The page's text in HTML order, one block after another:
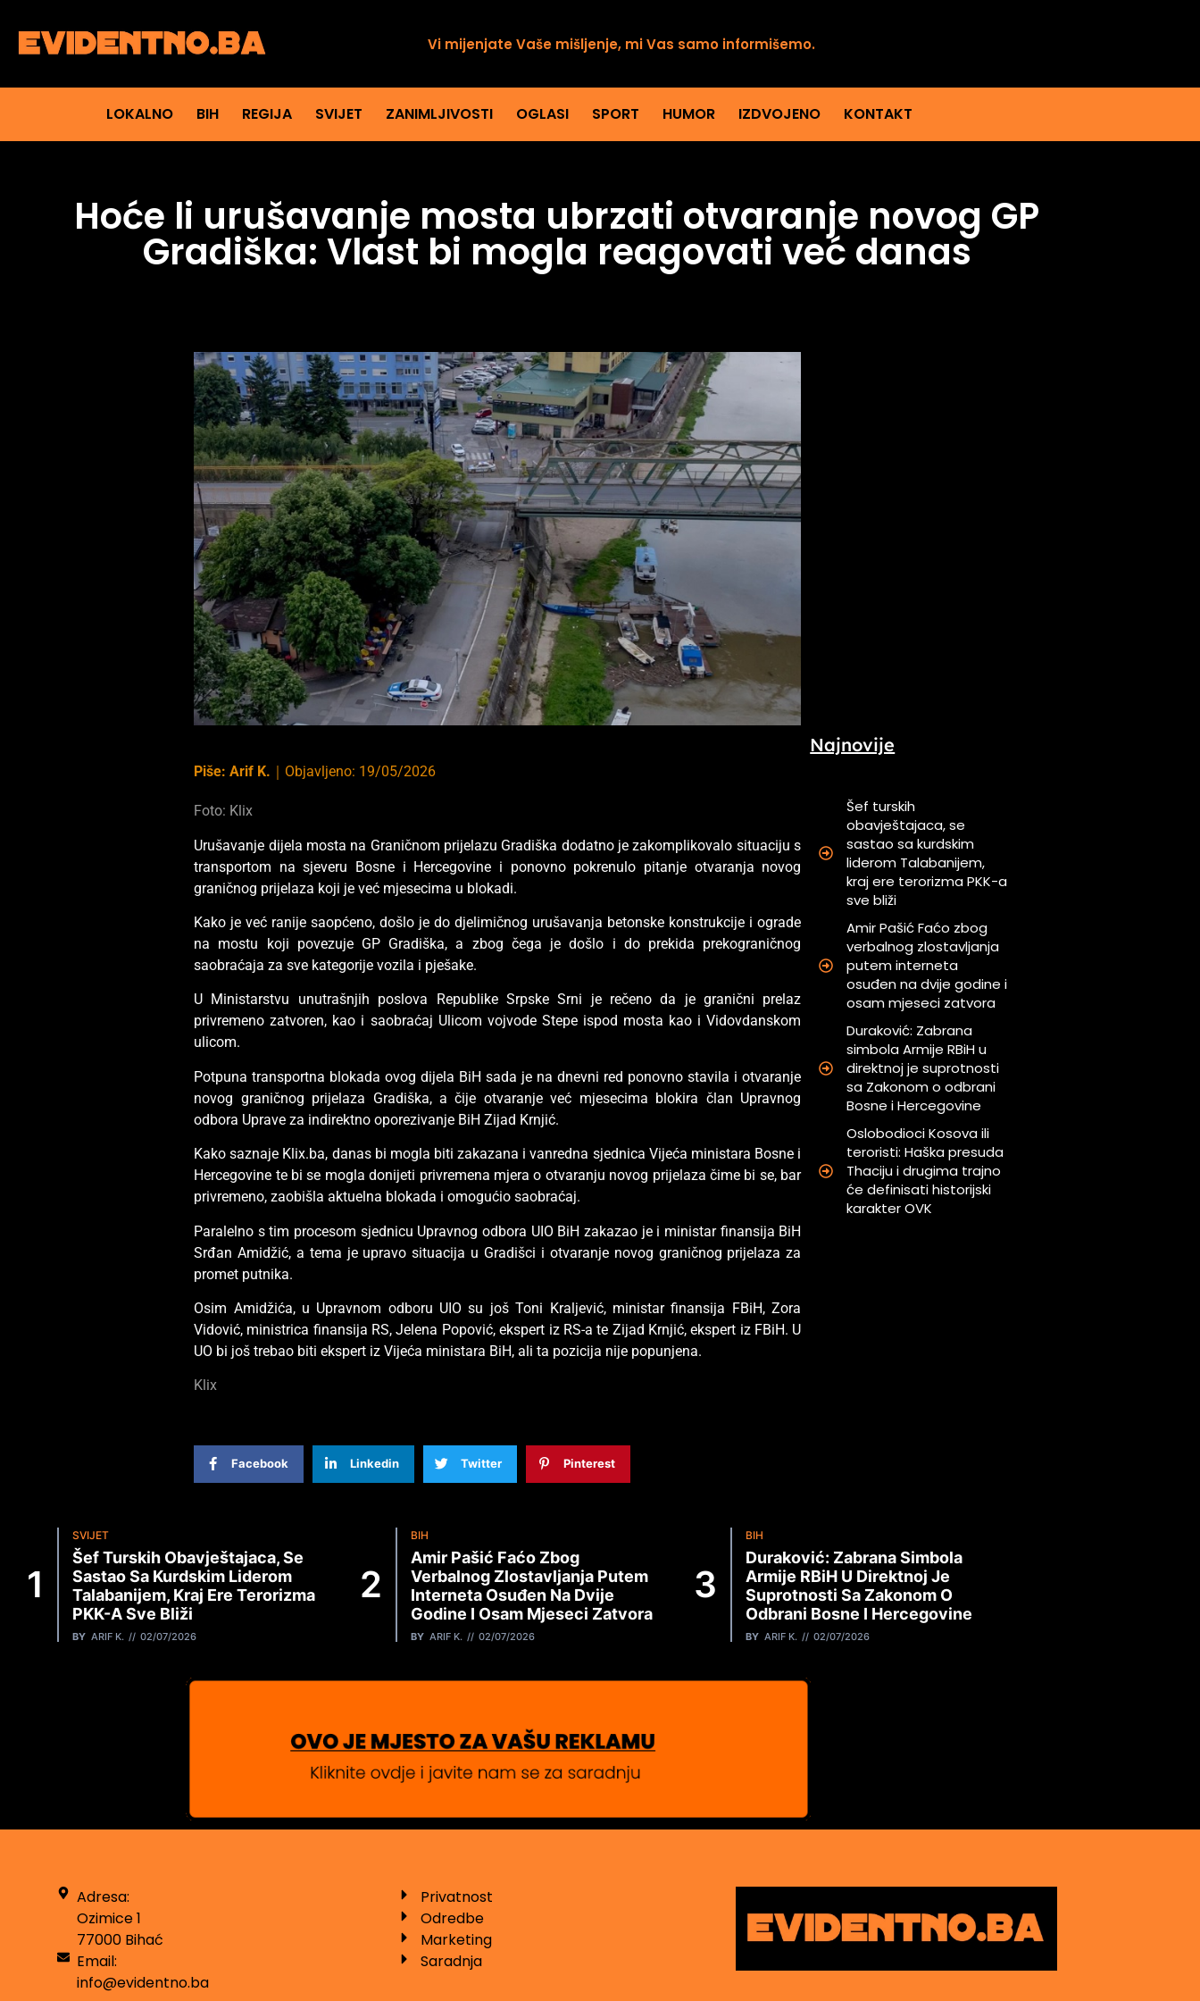
Vi mijenjate Vaše mišljenje, mi Vas samo informišemo.
LOKALNO BIH REGIJA SVIJET ZANIMLJIVOSTI OGLASI SPORT HUMOR IZDVOJENO KONTAKT
Hoće li urušavanje mosta ubrzati otvaranje novog GP
Gradiška: Vlast bi mogla reagovati već danas
Piše: Arif K. Objavljeno: 19/05/2026
Foto: Klix
Urušavanje dijela mosta na Graničnom prijelazu Gradiška dodatno je zakomplikovalo situaciju s
transportom na sjeveru Bosne i Hercegovine i ponovno pokrenulo pitanje otvaranja novog
graničnog prijelaza koji je već mjesecima u blokadi.
Kako je već ranije saopćeno, došlo je do djelimičnog urušavanja betonske konstrukcije i ograde
na mostu koji povezuje GP Gradiška, a zbog čega je došlo i do prekida prekograničnog
saobraćaja za sve kategorije vozila i pješake.
U Ministarstvu unutrašnjih poslova Republike Srpske Srni je rečeno da je granični prelaz
privremeno zatvoren, kao i saobraćaj Ulicom vojvode Stepe ispod mosta kao i Vidovdanskom
ulicom.
Potpuna transportna blokada ovog dijela BiH sada je na dnevni red ponovno stavila i otvaranje
novog graničnog prijelaza Gradiška, a čije otvaranje već mjesecima blokira član Upravnog
odbora Uprave za indirektno oporezivanje BiH Zijad Krnjić.
Kako saznaje Klix.ba, danas bi mogla biti zakazana i vanredna sjednica Vijeća ministara Bosne i
Hercegovine te bi se mogla donijeti privremena mjera o otvaranju novog prijelaza čime bi se, bar
privremeno, zaobišla aktuelna blokada i omogućio saobraćaj.
Paralelno s tim procesom sjednicu Upravnog odbora UIO BiH zakazao je i ministar finansija BiH
Srđan Amidžić, a tema je upravo situacija u Gradišci i otvaranje novog graničnog prijelaza za
promet putnika.
Osim Amidžića, u Upravnom odboru UIO su još Toni Kraljević, ministar finansija FBiH, Zora
Vidović, ministrica finansija RS, Jelena Popović, ekspert iz RS-a te Zijad Krnjić, ekspert iz FBiH. U
UO bi još trebao biti ekspert iz Vijeća ministara BiH, ali ta pozicija nije popunjena.
Klix
Facebook Linkedin Twitter Pinterest
Najnovije
Šef turskih
obavještajaca, se
sastao sa kurdskim
liderom Talabanijem,
kraj ere terorizma PKK-a
sve bliži
Amir Pašić Faćo zbog
verbalnog zlostavljanja
putem interneta
osuđen na dvije godine i
osam mjeseci zatvora
Duraković: Zabrana
simbola Armije RBiH u
direktnoj je suprotnosti
sa Zakonom o odbrani
Bosne i Hercegovine
Oslobodioci Kosova ili
teroristi: Haška presuda
Thaciju i drugima trajno
će definisati historijski
karakter OVK
SVIJET
Šef Turskih Obavještajaca, Se
Sastao Sa Kurdskim Liderom
Talabanijem, Kraj Ere Terorizma
PKK-A Sve Bliži
BY ARIF K. 02/07/2026
BIH
Amir Pašić Faćo Zbog
Verbalnog Zlostavljanja Putem
Interneta Osuđen Na Dvije
Godine I Osam Mjeseci Zatvora
BY ARIF K. 02/07/2026
BIH
Duraković: Zabrana Simbola
Armije RBiH U Direktnoj Je
Suprotnosti Sa Zakonom O
Odbrani Bosne I Hercegovine
BY ARIF K. 02/07/2026
Adresa:
Ozimice 1
77000 Bihać
Email:
info@evidentno.ba
Privatnost
Odredbe
Marketing
Saradnja